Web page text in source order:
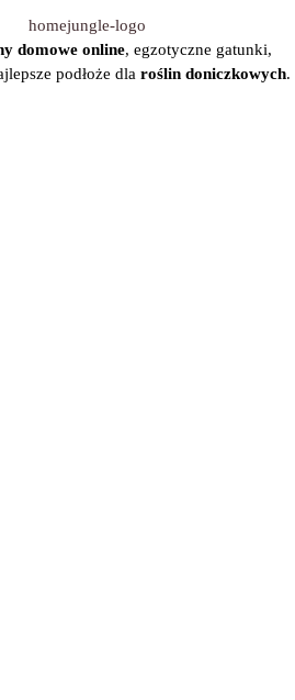
domowe online, egzotyczne gatunki,
podłoże dla roślin doniczkowych.